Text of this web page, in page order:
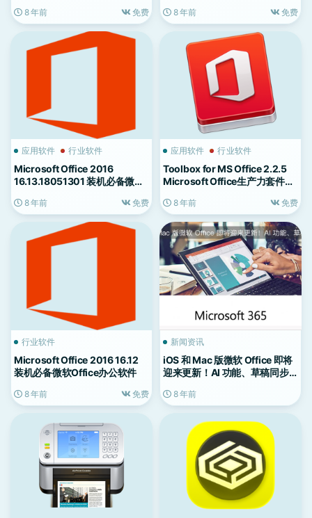
8 年前 免费 8 年前 免费
应用软件 行业软件
Microsoft Office 2016
16.13.18051301 装机必备微软
8 年前 免费
应用软件 行业软件
Toolbox for MS Office 2.2.5
Microsoft Office生产力套件的
8 年前 免费
行业软件
Microsoft Office 2016 16.12
装机必备微软Office办公软件
8 年前 免费
新闻资讯
iOS 和 Mac 版微软 Office 即将
迎来更新！AI 功能、草稿同步
8 年前